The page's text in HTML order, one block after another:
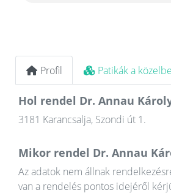
Profil Patikák a
Hol rendel Dr. Annau
3181 Karancsalja, Szondi út 1.
Mikor rendel Dr. Annau
Az adatok nem állnak
van a rendelés pontos idejéről